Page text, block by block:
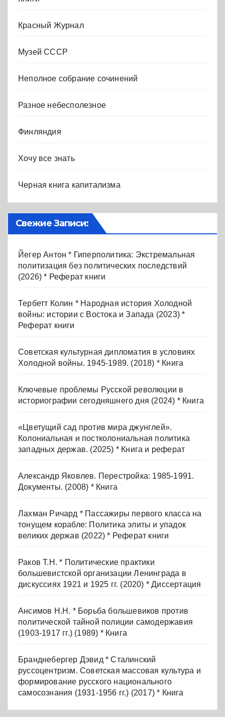
Красный Журнал
Музей СССР
Неполное собрание сочинений
Разное небесполезное
Финляндия
Хочу все знать
Черная книга капитализма
Свежие Записи:
Йегер Антон * Гиперполитика: Экстремальная
политизация без политических последствий
(2026) * Реферат книги
Тербетт Колин * Народная история Холодной
войны: истории с Востока и Запада (2023) *
Реферат книги
Советская культурная дипломатия в условиях
Холодной войны. 1945-1989. (2018) * Книга
Ключевые проблемы Русской революции в
историографии сегодняшнего дня (2024) * Книга
«Цветущий сад против мира джунглей».
Колониальная и постколониальная политика
западных держав. (2025) * Книга и реферат
Александр Яковлев. Перестройка: 1985-1991.
Документы. (2008) * Книга
Лахман Ричард * Пассажиры первого класса на
тонущем корабле: Политика элиты и упадок
великих держав (2022) * Реферат книги
Раков Т.Н. * Политические практики
большевистской организации Ленинграда в
дискуссиях 1921 и 1925 гг. (2020) * Диссертация
Ансимов Н.Н. * Борьба большевиков против
политической тайной полиции самодержавия
(1903-1917 гг.) (1989) * Книга
Бранднебергер Дэвид * Сталинский
руссоцентризм. Советская массовая культура и
формирование русского национального
самосознания (1931-1956 гг.) (2017) * Книга